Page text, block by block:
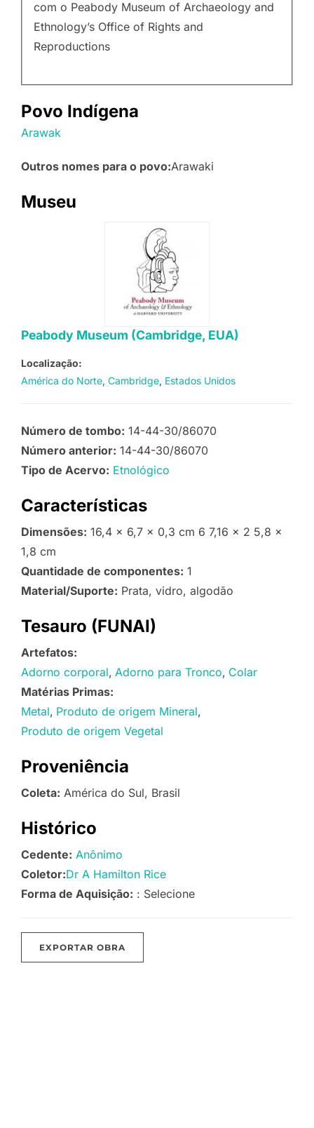
com o Peabody Museum of Archaeology and
Ethnology’s Office of Rights and
Reproductions
Povo Indígena
Arawak
Outros nomes para o povo:Arawaki
Museu
Peabody Museum (Cambridge, EUA)
Localização:
América do Norte Cambridge Estados Unidos
Número de tombo: 14-44-30/86070
Número anterior: 14-44-30/86070
Tipo de Acervo: Etnológico
Características
Dimensões: 16,4 x 6,7 x 0,3 cm 6 7,16 x 2 5,8 x
1,8 cm
Quantidade de componentes: 1
Material/Suporte: Prata, vidro, algodão
Tesauro (FUNAI)
Artefatos:
Adorno corporal Adorno para Tronco Colar
Matérias Primas:
Metal Produto de origem Mineral
Produto de origem Vegetal
Proveniência
Coleta: América do Sul, Brasil
Histórico
Cedente: Anônimo
Coletor:Dr A Hamilton Rice
Forma de Aquisição: : Selecione
EXPORTAR OBRA